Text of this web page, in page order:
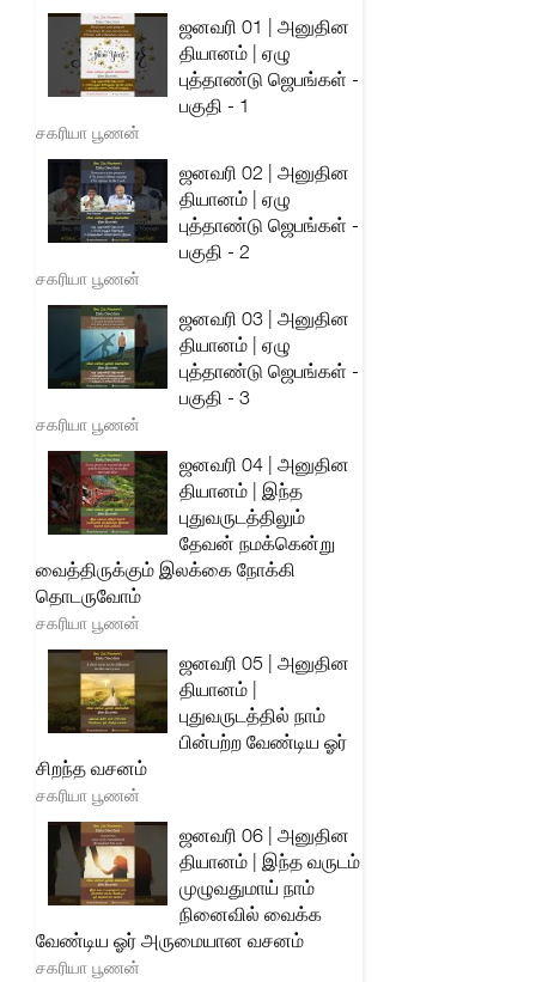
ஜனவரி 01 | அனுதின
தியானம் | ஏழு
புத்தாண்டு ஜெபங்கள் -
பகுதி - 1
சகரியா பூணன்
ஜனவரி 02 | அனுதின
தியானம் | ஏழு
புத்தாண்டு ஜெபங்கள் -
பகுதி - 2
சகரியா பூணன்
ஜனவரி 03 | அனுதின
தியானம் | ஏழு
புத்தாண்டு ஜெபங்கள் -
பகுதி - 3
சகரியா பூணன்
ஜனவரி 04 | அனுதின
தியானம் | இந்த
புதுவருடத்திலும்
தேவன் நமக்கென்று
வைத்திருக்கும் இலக்கை நோக்கி
தொடருவோம்
சகரியா பூணன்
ஜனவரி 05 | அனுதின
தியானம் |
புதுவருடத்தில் நாம்
பின்பற்ற வேண்டிய ஓர்
சிறந்த வசனம்
சகரியா பூணன்
ஜனவரி 06 | அனுதின
தியானம் | இந்த வருடம்
முழுவதுமாய் நாம்
நினைவில் வைக்க
வேண்டிய ஓர் அருமையான வசனம்
சகரியா பூணன்